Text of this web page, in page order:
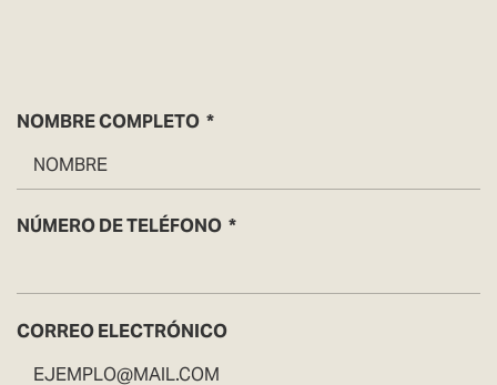
NOMBRE COMPLETO
NÚMERO DE TELÉFONO
CORREO ELECTRÓNICO